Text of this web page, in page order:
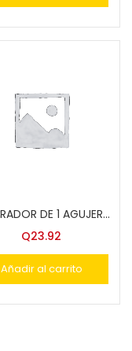
PERFORADOR DE 1 AGUJERO 401-1/8″
Q23.92
Añadir al carrito